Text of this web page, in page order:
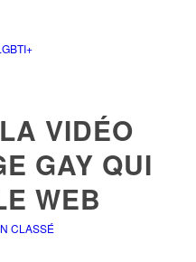
VIDÉO
GAY QUI
WEB
CLASSÉ